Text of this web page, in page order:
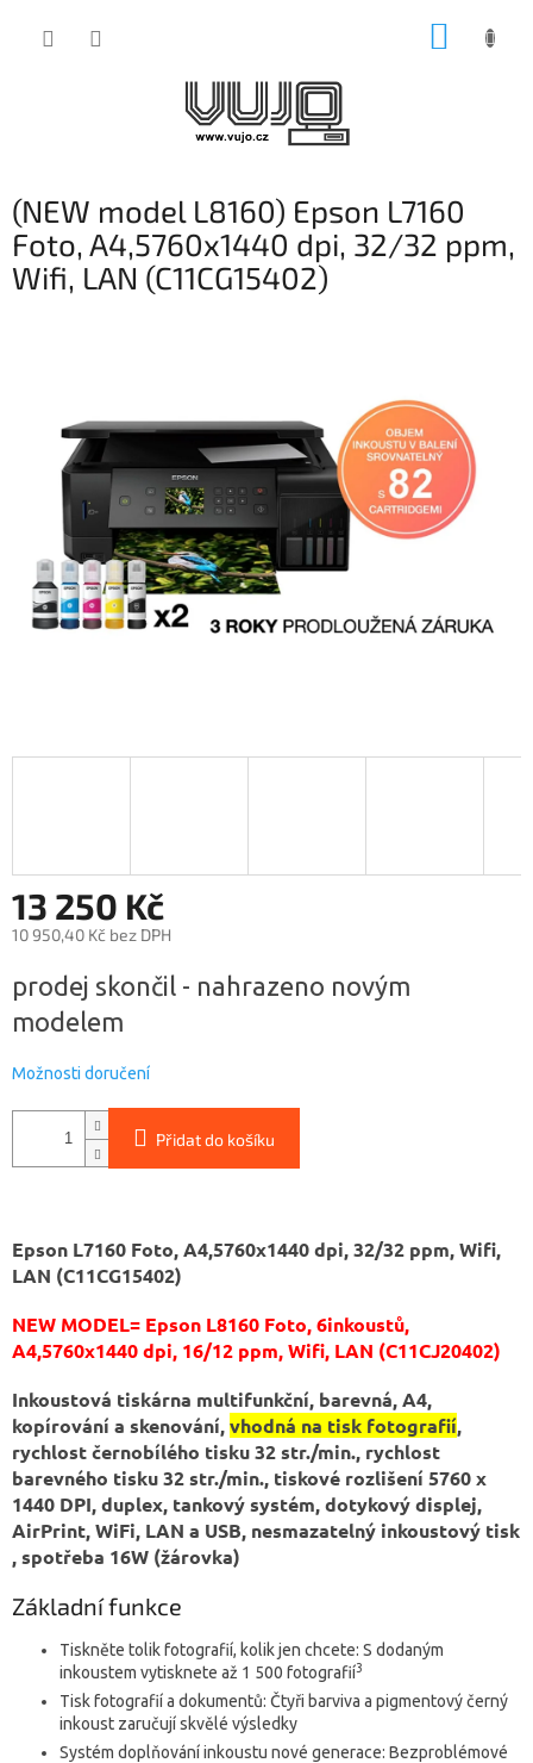
(NEW model L8160) Epson L7160
Foto, A4,5760x1440 dpi, 32/32 ppm,
Wifi, LAN (C11CG15402)
13 250 Kč
10 950,40 Kč bez DPH
cena:
prodej skončil - nahrazeno novým
modelem
Možnosti doručení
Přidat do košíku
Epson L7160 Foto, A4,5760x1440 dpi, 32/32 ppm, Wifi,
LAN (C11CG15402)
NEW MODEL= Epson L8160 Foto, 6inkoustů,
A4,5760x1440 dpi, 16/12 ppm, Wifi, LAN (C11CJ20402)
Inkoustová tiskárna multifunkční, barevná, A4,
kopírování a skenování,vhodná na tisk fotografií,
rychlost černobílého tisku 32 str./min., rychlost
barevného tisku 32 str./min., tiskové rozlišení 5760 x
1440 DPI, duplex, tankový systém, dotykový displej,
AirPrint, WiFi, LAN a USB, nesmazatelný inkoustový tisk
, spotřeba 16W (žárovka)
Základní funkce
Tiskněte tolik fotografií, kolik jen chcete: S dodaným
inkoustem vytisknete až 1 500 fotografií3
Tisk fotografií a dokumentů: Čtyři barviva a pigmentový černý
inkoust zaručují skvělé výsledky
Systém doplňování inkoustu nové generace: Bezproblémové